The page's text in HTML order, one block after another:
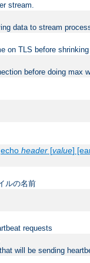
stream.
data to stream
on TLS before
before doing max
header[value]
ルの名前
requests
will be sending